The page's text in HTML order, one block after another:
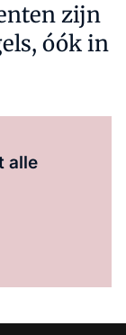
zijn
óók in
alle